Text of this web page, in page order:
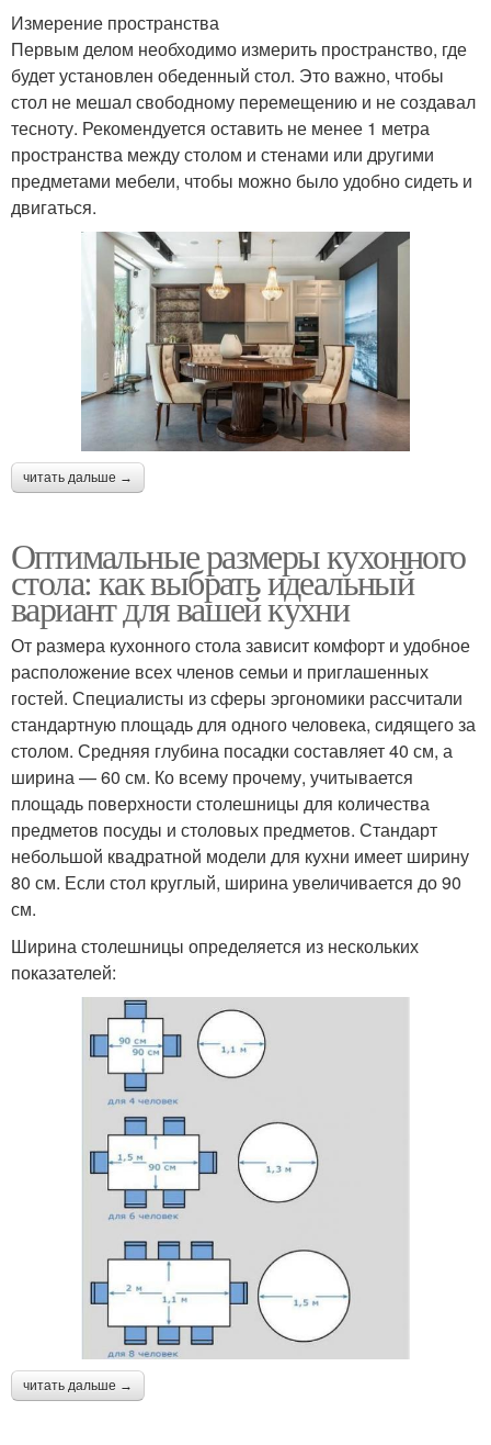
Измерение пространства
Первым делом необходимо измерить пространство, где
будет установлен обеденный стол. Это важно, чтобы
стол не мешал свободному перемещению и не создавал
тесноту. Рекомендуется оставить не менее 1 метра
пространства между столом и стенами или другими
предметами мебели, чтобы можно было удобно сидеть и
двигаться.
читать дальше →
Оптимальные размеры кухонного
стола: как выбрать идеальный
вариант для вашей кухни
От размера кухонного стола зависит комфорт и удобное
расположение всех членов семьи и приглашенных
гостей. Специалисты из сферы эргономики рассчитали
стандартную площадь для одного человека, сидящего за
столом. Средняя глубина посадки составляет 40 см, а
ширина — 60 см. Ко всему прочему, учитывается
площадь поверхности столешницы для количества
предметов посуды и столовых предметов. Стандарт
небольшой квадратной модели для кухни имеет ширину
80 см. Если стол круглый, ширина увеличивается до 90
см.
Ширина столешницы определяется из нескольких
показателей:
читать дальше →